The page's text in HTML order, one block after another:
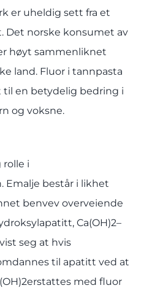
er uheldig sett fra et
Det norske konsumet av
høyt sammenliknet
land. Fluor i tannpasta
en betydelig bedring i
og voksne.
rolle i
Emalje består i likhet
benvev overveiende
Ca(OH)2–
seg at hvis
til apatitt ved at
med fluor